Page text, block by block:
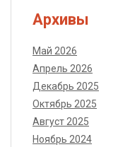
Архивы
Май 2026
Апрель 2026
Декабрь 2025
Октябрь 2025
Август 2025
Ноябрь 2024